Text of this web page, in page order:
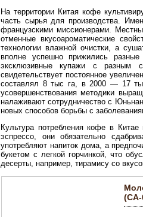
На территории Китая кофе
часть сырья для производства.
французскими миссионерами.
отменные вкусоароматические
технологии влажной очистки, а
вполне успешно прижились
эксклюзивные купажи с разным
свидетельствует постоянное
составлял 8 тыс га, в 2000 — 17
усовершенствования методики
налаживают сотрудничество с
новых способов борьбы с
Культура потребления кофе в
эспрессо, они обязательно
употребляют напиток дома, а
букетом с легкой горчинкой, что
десерты, например, тирамису со